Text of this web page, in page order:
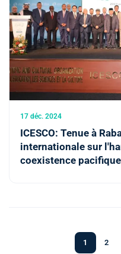
17 déc. 2024
ICESCO: Tenue à
internationale sur
coexistence pacifique
1 2